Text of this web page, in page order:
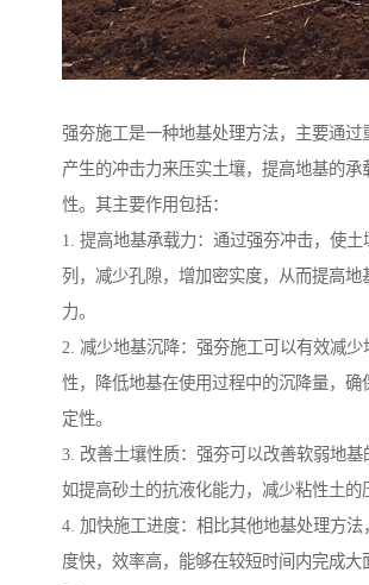
强夯施工是一种地基处理方法，主要通过
产生的冲击力来压实土壤，提高地基的承
性。其主要作用包括：
1. 提高地基承载力：通过强夯冲击，使土
列，减少孔隙，增加密实度，从而提高地
力。
2. 减少地基沉降：强夯施工可以有效减少
性，降低地基在使用过程中的沉降量，确
定性。
3. 改善土壤性质：强夯可以改善软弱地基
如提高砂土的抗液化能力，减少粘性土的
4. 加快施工进度：相比其他地基处理方法
度快，效率高，能够在较短时间内完成大